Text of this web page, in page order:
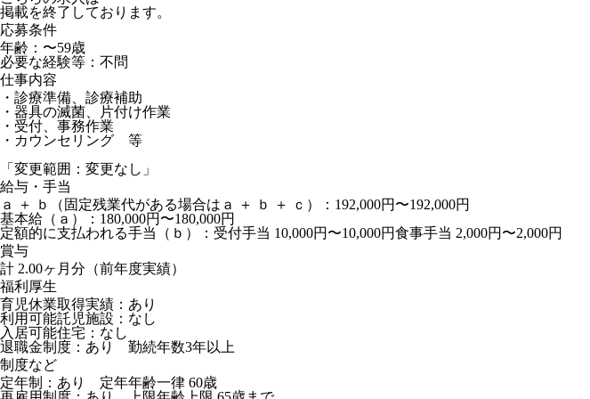
掲載を終了しております。
応募条件
年齢：〜59歳
必要な経験等：不問
仕事内容
・診療準備、診療補助
・器具の滅菌、片付け作業
・受付、事務作業
・カウンセリング 等
「変更範囲：変更なし」
給与・手当
ａ ＋ ｂ（固定残業代がある場合はａ ＋ ｂ ＋ ｃ）：192,000円〜192,000円
基本給（ａ）：180,000円〜180,000円
定額的に支払われる手当（ｂ）：受付手当 10,000円〜10,000円食事手当 2,000円〜2,000円
賞与
計 2.00ヶ月分（前年度実績）
福利厚生
育児休業取得実績：あり
利用可能託児施設：なし
入居可能住宅：なし
退職金制度：あり 勤続年数3年以上
制度など
定年制：あり 定年年齢一律 60歳